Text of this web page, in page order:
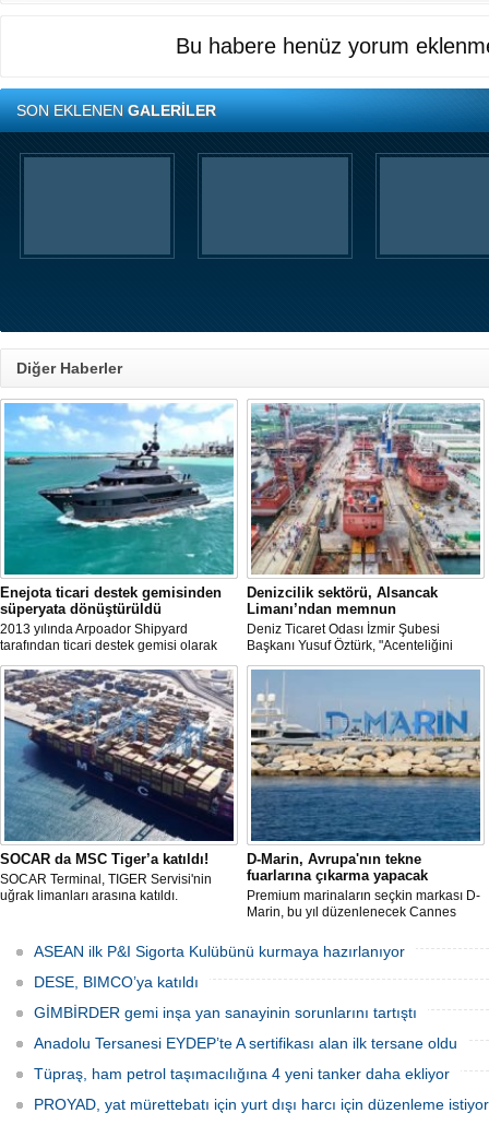
Bu habere henüz yorum
SON EKLENENGALERİLER
Diğer Haberler
Enejota ticari destek gemisinden
süperyata dönüştürüldü
2013 yılında Arpoador Shipyard
tarafından ticari destek gemisi olarak
inşa edilen Enejota explorer süperyata
dönüştürülerek sahibine teslim edildi.
Denizcilik sektörü, Alsancak
Limanı’ndan memnun
Deniz Ticaret Odası İzmir Şubesi
Başkanı Yusuf Öztürk, "Acenteliğini
yaptığımız gemi sayesinde süreci
baştan sona takip etme fırsatı buldum.
İlk günden itibaren hizmet anlayışındaki
değişimi hissettik. Operasyonlar çok
hızlı şekilde tamamlandı" dedi
SOCAR da MSC Tiger’a katıldı!
SOCAR Terminal, TIGER Servisi'nin
uğrak limanları arasına katıldı.
D-Marin, Avrupa'nın tekne
fuarlarına çıkarma yapacak
Premium marinaların seçkin markası D-
Marin, bu yıl düzenlenecek Cannes
Uluslararası Tekne Fuarı'nda
ziyaretçileriyle yeniden buluşmaya
hazırlanıyor.
ASEAN ilk P&I Sigorta Kulübünü kurmaya hazırlanıyor
DESE, BIMCO’ya katıldı
GİMBİRDER gemi inşa yan sanayinin sorunlarını tartıştı
Anadolu Tersanesi EYDEP’te A sertifikası alan ilk tersane oldu
Tüpraş, ham petrol taşımacılığına 4 yeni tanker daha ekliyor
PROYAD, yat mürettebatı için yurt dışı harcı için düzenleme istiyor